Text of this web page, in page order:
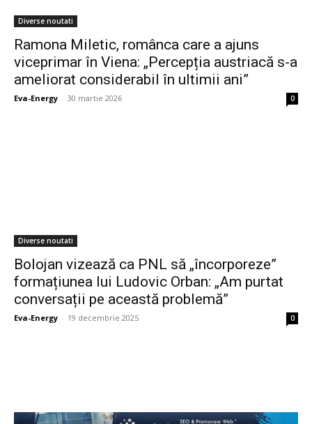
Diverse noutati
Ramona Miletic, românca care a ajuns
viceprimar în Viena: „Percepția austriacă s-a
ameliorat considerabil în ultimii ani”
Eva-Energy - 30 martie 2026 0
Diverse noutati
Bolojan vizează ca PNL să „încorporeze”
formațiunea lui Ludovic Orban: „Am purtat
conversații pe această problemă”
Eva-Energy - 19 decembrie 2025 0